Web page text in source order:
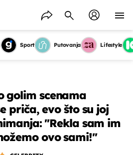
Sport Putovanja Lifestyle
golim scenama
priča, evo što su joj
''Rekla sam im
ovo sami!''